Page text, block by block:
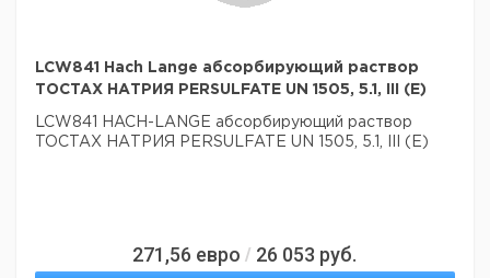
LCW841 Hach Lange абсорбирующий раствор
TOCTAX НАТРИЯ PERSULFATE UN 1505, 5.1, III (E)
LCW841 HACH-LANGE абсорбирующий раствор
TOCTAX НАТРИЯ PERSULFATE UN 1505, 5.1, III (E)
271,56 евро / 26 053 руб.